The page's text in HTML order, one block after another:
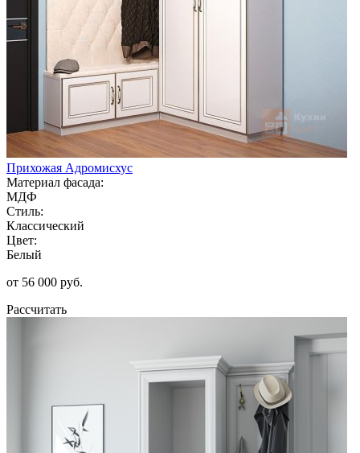
Прихожая Адромисхус
Материал фасада:
МДФ
Стиль:
Классический
Цвет:
Белый
от 56 000 руб.
Рассчитать